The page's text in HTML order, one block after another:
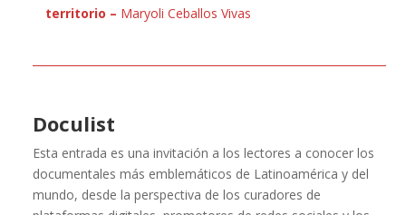
territorio – Maryoli Ceballos Vivas
Doculist
Esta entrada es una invitación a los lectores a conocer los
documentales más emblemáticos de Latinoamérica y del
mundo, desde la perspectiva de los curadores de